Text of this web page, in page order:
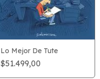
Lo Mejor De Tute
$51.499,00